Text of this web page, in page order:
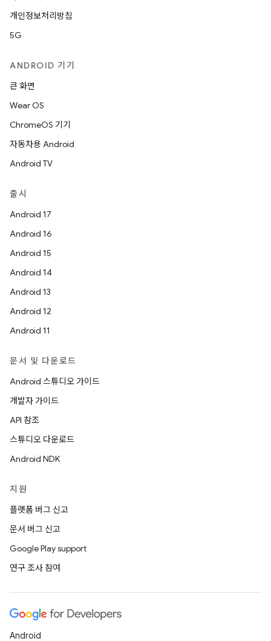
개인정보처리방침
5G
ANDROID 기기
큰 화면
Wear OS
ChromeOS 기기
자동차용 Android
Android TV
출시
Android 17
Android 16
Android 15
Android 14
Android 13
Android 12
Android 11
문서 및 다운로드
Android 스튜디오 가이드
개발자 가이드
API 참조
스튜디오 다운로드
Android NDK
지원
플랫폼 버그 신고
문서 버그 신고
Google Play support
연구 조사 참여
Android